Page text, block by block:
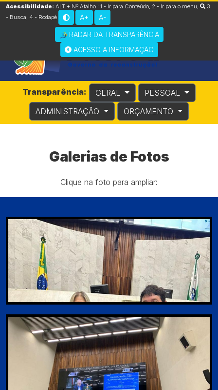
Acessibilidade: ALT + Nº Atalho : 1 - Ir para Conteúdo, 2 - Ir para o menu,
3
- Busca 4 - Rodapé A+ A-
RADAR DA TRANSPARÊNCIA
ACESSO A INFORMAÇÃO
Transparência: GERAL
PESSOAL
ADMINISTRAÇÃO
ORÇAMENTO
Galerias de Fotos
Clique na foto para ampliar: